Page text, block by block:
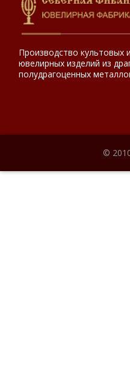
Производство культовых
ювелирных изделий из
полудрагоценных
©